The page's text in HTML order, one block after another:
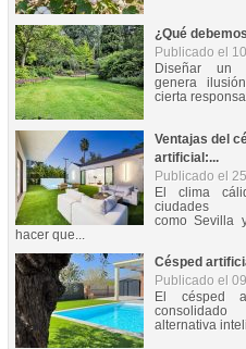
¿Qué
Publicado el
Diseñar un
genera
cierta
Ventajas del
artificial:...
Publicado el
El clima
ciudades
como Sevilla
hacer que...
Césped
Publicado el
El césped
alternativa